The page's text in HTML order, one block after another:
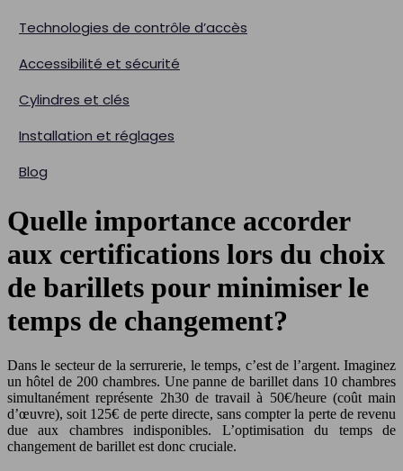
Technologies de contrôle d’accès
Accessibilité et sécurité
Cylindres et clés
Installation et réglages
Blog
Quelle importance accorder
aux certifications lors du choix
de barillets pour minimiser le
temps de changement?
Dans le secteur de la serrurerie, le temps, c’est de l’argent. Imaginez
un hôtel de 200 chambres. Une panne de barillet dans 10 chambres
simultanément représente 2h30 de travail à 50€/heure (coût main
d’œuvre), soit 125€ de perte directe, sans compter la perte de revenu
due aux chambres indisponibles. L’optimisation du temps de
changement de barillet est donc cruciale.